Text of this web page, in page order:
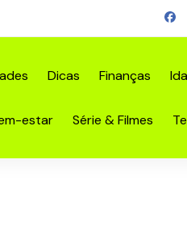
Dicas Finanças
estar Série & Filmes